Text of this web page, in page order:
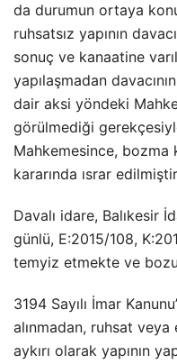
da durumun ortaya
ruhsatsız yapının
sonuç ve kanaatine
yapılaşmadan
dair aksi yöndeki
görülmediği
Mahkemesince, bozma
kararında ısrar
Davalı idare, Balıkesir
günlü, E:2015/108,
temyiz etmekte ve
3194 Sayılı İmar
alınmadan, ruhsat
aykırı olarak yapının